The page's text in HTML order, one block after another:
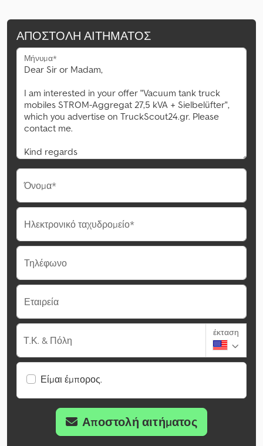
ΑΠΟΣΤΟΛΉ ΑΙΤΉΜΑΤΟΣ
Μήνυμα*
Όνομα*
Ηλεκτρονικό ταχυδρομείο*
Τηλέφωνο
Εταιρεία
Τ.Κ. & Πόλη
έκταση
Είμαι έμπορος.
Αποστολή αιτήματος